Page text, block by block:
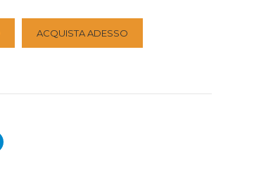
ACQUISTA ADESSO